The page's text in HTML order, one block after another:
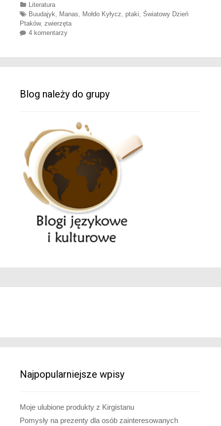
Categories
Literatura
Tags
Buudajyk Manas Mołdo Kyłycz ptaki Światowy Dzień
Ptaków, zwierzęta
4 komentarzy
Blog należy do grupy
Najpopularniejsze wpisy
Moje ulubione produkty z Kirgistanu
Pomysły na prezenty dla osób zainteresowanych